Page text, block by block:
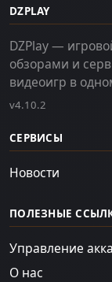
DZPLAY
DZPlay —
обзорами и
видеоигр в
v4.10.2
СЕРВИСЫ
Новости
ПОЛЕЗНЫЕ
Управление
О нас